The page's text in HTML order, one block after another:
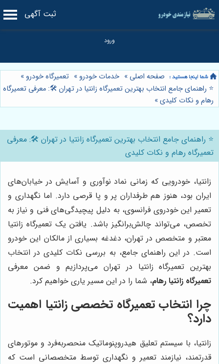
ثبت آگهی
صفحه اصلی » خدمات خودرو » تعمیرگاه خودرو »
⭐️ راهنمای جامع انتخاب بهترین تعمیرگاه زانتیا در تهران 🛠️: معرفی تعمیرگاه
رهام و نکات کلیدی»
⭐️ راهنمای جامع انتخاب بهترین تعمیرگاه زانتیا در تهران 🛠️: معرفی
تعمیرگاه رهام و نکات کلیدی
زانتیا، خودرویی که زمانی نماد نوآوری و آسایش در خیابان‌های
ایران بود، هنوز هم طرفداران پر و پا قرصی دارد. اما نگهداری و
تعمیر این خودروی فرانسوی، به دلیل پیچیدگی‌های فنی و نیاز به
تخصص، می‌تواند چالش‌برانگیز باشد. یافتن یک تعمیرگاه زانتیا
معتبر و متخصص در تهران، دغدغه بسیاری از مالکان این خودرو
است. در این راهنمای جامع، به بررسی نکات کلیدی در انتخاب
بهترین تعمیرگاه زانتیا در تهران می‌پردازیم و ضمن معرفی
تعمیرگاه زانتیا رهام، شما را در این مسیر یاری خواهیم کرد.
چرا انتخاب تعمیرگاه تخصصی زانتیا اهمیت
دارد؟
زانتیا، با سیستم تعلیق هیدروپنوماتیک منحصربه‌فرد و موتورهای
قدرتمند، نیازمند تعمیر و نگهداری توسط متخصصانی است که